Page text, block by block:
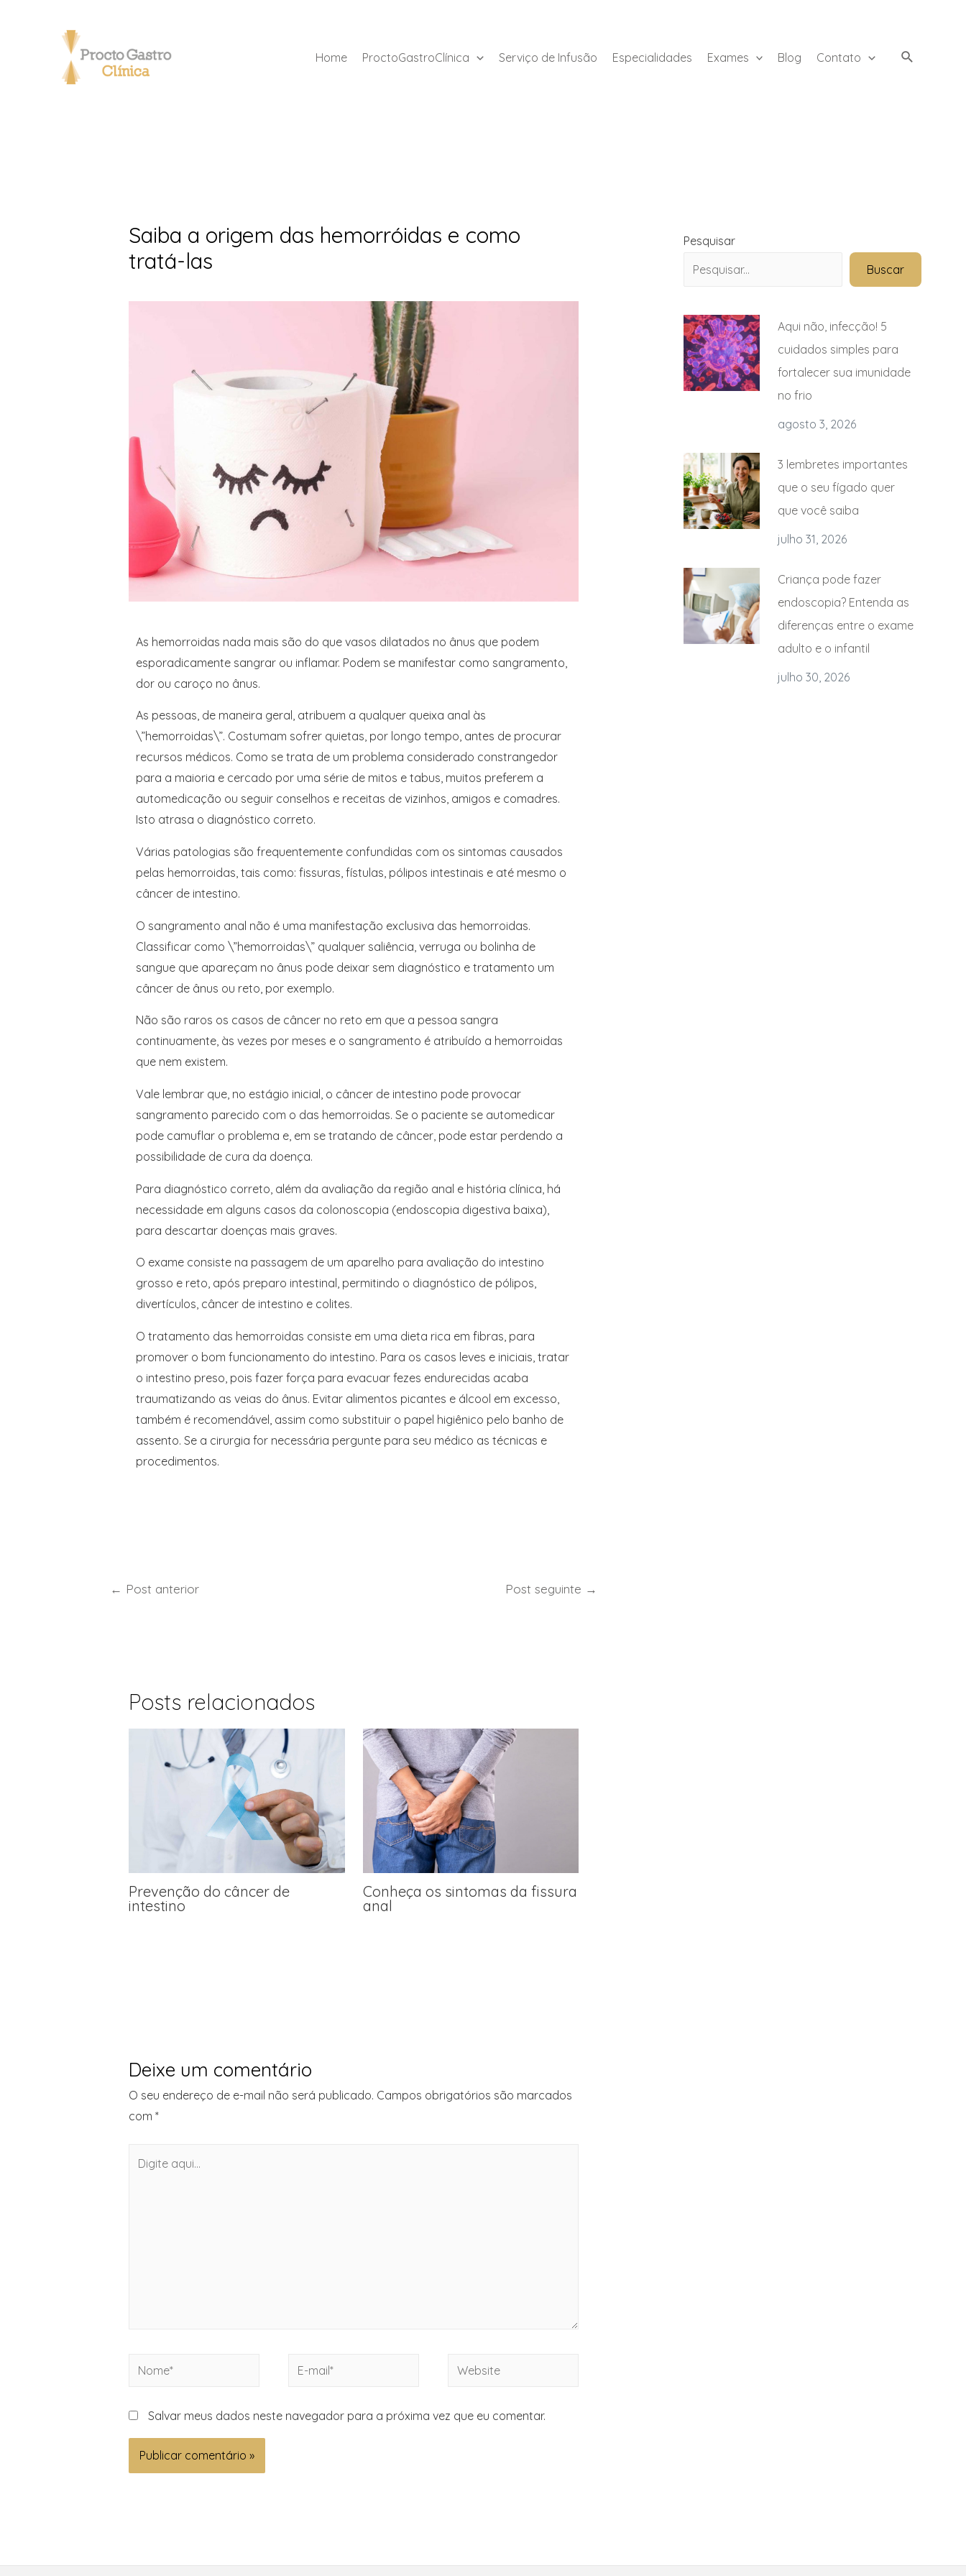
Home ProctoGastroClínica Serviço de Infusão Especialidades Exames Blog Contato
Saiba a origem das hemorróidas e como
tratá-las
As hemorroidas nada mais são do que vasos dilatados no ânus que podem
esporadicamente sangrar ou inflamar. Podem se manifestar como sangramento,
dor ou caroço no ânus.
As pessoas, de maneira geral, atribuem a qualquer queixa anal às
\”hemorroidas\”. Costumam sofrer quietas, por longo tempo, antes de procurar
recursos médicos. Como se trata de um problema considerado constrangedor
para a maioria e cercado por uma série de mitos e tabus, muitos preferem a
automedicação ou seguir conselhos e receitas de vizinhos, amigos e comadres.
Isto atrasa o diagnóstico correto.
Várias patologias são frequentemente confundidas com os sintomas causados
pelas hemorroidas, tais como: fissuras, fístulas, pólipos intestinais e até mesmo o
câncer de intestino.
O sangramento anal não é uma manifestação exclusiva das hemorroidas.
Classificar como \”hemorroidas\” qualquer saliência, verruga ou bolinha de
sangue que apareçam no ânus pode deixar sem diagnóstico e tratamento um
câncer de ânus ou reto, por exemplo.
Não são raros os casos de câncer no reto em que a pessoa sangra
continuamente, às vezes por meses e o sangramento é atribuído a hemorroidas
que nem existem.
Vale lembrar que, no estágio inicial, o câncer de intestino pode provocar
sangramento parecido com o das hemorroidas. Se o paciente se automedicar
pode camuflar o problema e, em se tratando de câncer, pode estar perdendo a
possibilidade de cura da doença.
Para diagnóstico correto, além da avaliação da região anal e história clínica, há
necessidade em alguns casos da colonoscopia (endoscopia digestiva baixa),
para descartar doenças mais graves.
O exame consiste na passagem de um aparelho para avaliação do intestino
grosso e reto, após preparo intestinal, permitindo o diagnóstico de pólipos,
divertículos, câncer de intestino e colites.
O tratamento das hemorroidas consiste em uma dieta rica em fibras, para
promover o bom funcionamento do intestino. Para os casos leves e iniciais, tratar
o intestino preso, pois fazer força para evacuar fezes endurecidas acaba
traumatizando as veias do ânus. Evitar alimentos picantes e álcool em excesso,
também é recomendável, assim como substituir o papel higiênico pelo banho de
assento. Se a cirurgia for necessária pergunte para seu médico as técnicas e
procedimentos.
← Post anterior Post seguinte →
Posts relacionados
Prevenção do câncer de
intestino
Conheça os sintomas da fissura
anal
Deixe um comentário
O seu endereço de e-mail não será publicado. Campos obrigatórios são marcados
com *
Salvar meus dados neste navegador para a próxima vez que eu comentar.
Pesquisar
Buscar
Aqui não, infecção! 5
cuidados simples para
fortalecer sua imunidade
no frio
agosto 3, 2026
3 lembretes importantes
que o seu fígado quer
que você saiba
julho 31, 2026
Criança pode fazer
endoscopia? Entenda as
diferenças entre o exame
adulto e o infantil
julho 30, 2026